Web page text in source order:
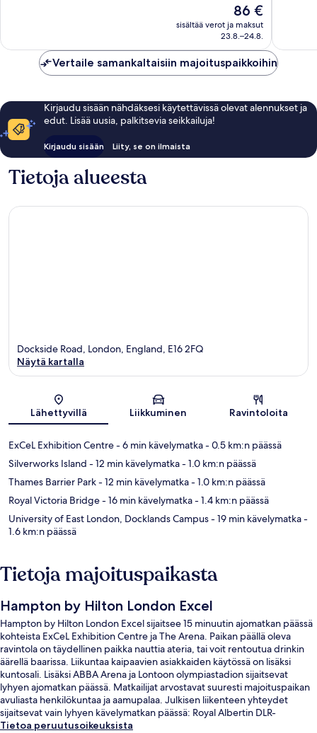
Hinta
86 €
86 €
sisältää verot ja maksut
23.8.–24.8.
Vertaile samankaltaisiin majoituspaikkoihin
Kirjaudu sisään nähdäksesi käytettävissä olevat alennukset ja
edut. Lisää uusia, palkitsevia seikkailuja!
Kirjaudu sisään Liity, se on ilmaista
Tietoja alueesta
Kartta
Dockside Road, London, England, E16 2FQ
Näytä kartalla
Lähettyvillä Liikkuminen Ravintoloita
ExCeL Exhibition Centre- 6 min kävelymatka- 0.5 km:n päässä
Silverworks Island - 12 min kävelymatka- 1.0 km:n päässä
Thames Barrier Park- 12 min kävelymatka- 1.0 km:n päässä
Royal Victoria Bridge- 16 min kävelymatka- 1.4 km:n päässä
University of East London, Docklands Campus- 19 min kävelymatka-
1.6 km:n päässä
Tietoja majoituspaikasta
Hampton by Hilton London Excel
Hampton by Hilton London Excel sijaitsee 15 minuutin ajomatkan päässä
kohteista ExCeL Exhibition Centre ja The Arena. Paikan päällä oleva
ravintola on täydellinen paikka nauttia ateria, tai voit rentoutua drinkin
äärellä baarissa. Liikuntaa kaipaavien asiakkaiden käytössä on lisäksi
kuntosali. Lisäksi ABBA Arena ja Lontoon olympiastadion sijaitsevat
lyhyen ajomatkan päässä. Matkailijat arvostavat suuresti majoituspaikan
avuliasta henkilökuntaa ja aamupalaa. Julkisen liikenteen yhteydet
sijaitsevat vain lyhyen kävelymatkan päässä: Royal Albertin DLR-
liikenneasema sijaitsee 4 minuutin ja Prince Regentin DLR-liikenneasema
Tietoa peruutusoikeuksista